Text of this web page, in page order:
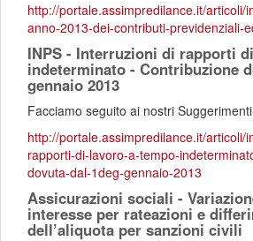
http://portale.assimpredilance.it/articoli/
anno-2013-dei-contributi-previdenziali-
INPS - Interruzioni di rapporti
indeterminato - Contribuzione
gennaio 2013
Facciamo seguito ai nostri
http://portale.assimpredilance.it/articoli/
rapporti-di-lavoro-a-tempo-
dovuta-dal-1deg-gennaio-2013
Assicurazioni sociali -
interesse per rateazioni e
dell’aliquota per sanzioni civili